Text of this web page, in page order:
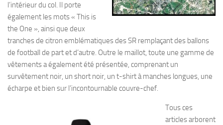
l’intérieur du col. Il porte
également les mots « This is
the One », ainsi que deux
tranches de citron emblématiques des SR remplaçant des ballons
de football de part et d’autre. Outre le maillot, toute une gamme de
vêtements a également été présentée, comprenant un
survêtement noir, un short noir, un t-shirt à manches longues, une
écharpe et bien sur l’incontournable couvre-chef.
Tous ces
articles arborent